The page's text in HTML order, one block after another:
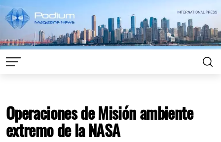
Operaciones de Misión ambiente
extremo de la NASA